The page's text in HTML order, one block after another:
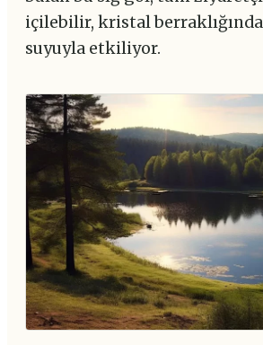
içilebilir, kristal
suyuyla etkiliyor.